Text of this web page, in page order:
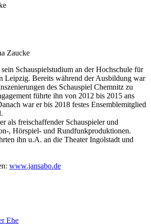
Zaucke
Schauspielstudium an der Hochschule für
Leipzig. Bereits während der Ausbildung war
des Schauspiel Chemnitz zu
führte ihn von 2012 bis 2015 ans
war er bis 2018 festes Ensemblemitglied
als freischaffender Schauspieler und
, Hörspiel- und Rundfunkproduktionen.
ihn u.A. an die Theater Ingolstadt und
www.jansabo.de
Ehe